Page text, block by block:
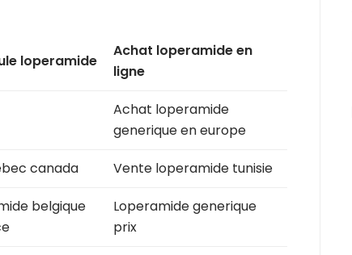
loperamide
Achat loperamide en
ligne
Achat loperamide
generique en europe
canada Vente loperamide tunisie
belgique
Loperamide generique
prix